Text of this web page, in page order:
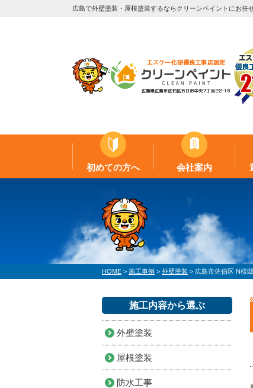
広島で外壁塗装・屋根塗装するならクリーンペイントにお任
初めての方へ 会社案内
HOME > 施工事例 > 外壁塗装 > 広島市佐伯区 N様
施工内容から選ぶ
外壁塗装
屋根塗装
防水工事